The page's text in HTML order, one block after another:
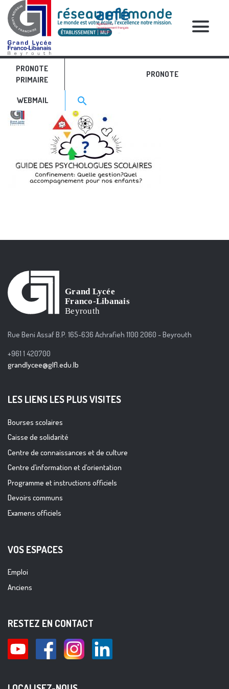
PRONOTE
PRIMAIRE
PRONOTE
WEBMAIL Search for:>
search
RELATIVE POSTS
Slide01
Rue Beni Assaf B.P. 165-636 Achrafieh 1100 2060 - Beyrouth
+961 1 420700
grandlycee@glfl.edu.lb
LES LIENS LES PLUS VISITES
Bourses scolaires
Caisse de solidarité
Centre de connaissances et de culture
Centre d’information et d’orientation
Programme et instructions officiels
Devoirs communs
Examens officiels
VOS ESPACES
Emploi
Anciens
RESTEZ EN CONTACT